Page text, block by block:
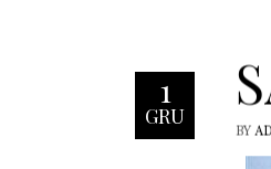
1
GRU
BY